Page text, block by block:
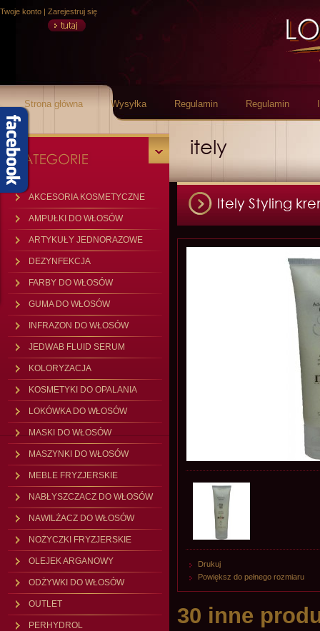
Twoje konto | Zarejestruj się
Strona główna Wysyłka Regulamin Regulamin
AKCESORIA KOSMETYCZNE
AMPUŁKI DO WŁOSÓW
ARTYKUŁY JEDNORAZOWE
DEZYNFEKCJA
FARBY DO WŁOSÓW
GUMA DO WŁOSÓW
INFRAZON DO WŁOSÓW
JEDWAB FLUID SERUM
KOLORYZACJA
KOSMETYKI DO OPALANIA
LOKÓWKA DO WŁOSÓW
MASKI DO WŁOSÓW
MASZYNKI DO WŁOSÓW
MEBLE FRYZJERSKIE
NABŁYSZCZACZ DO WŁOSÓW
NAWILŻACZ DO WŁOSÓW
NOŻYCZKI FRYZJERSKIE
OLEJEK ARGANOWY
ODŻYWKI DO WŁOSÓW
OUTLET
PERHYDROL
itely
Itely Styling
Drukuj
Powiększ do pełnego rozmiaru
30 inne